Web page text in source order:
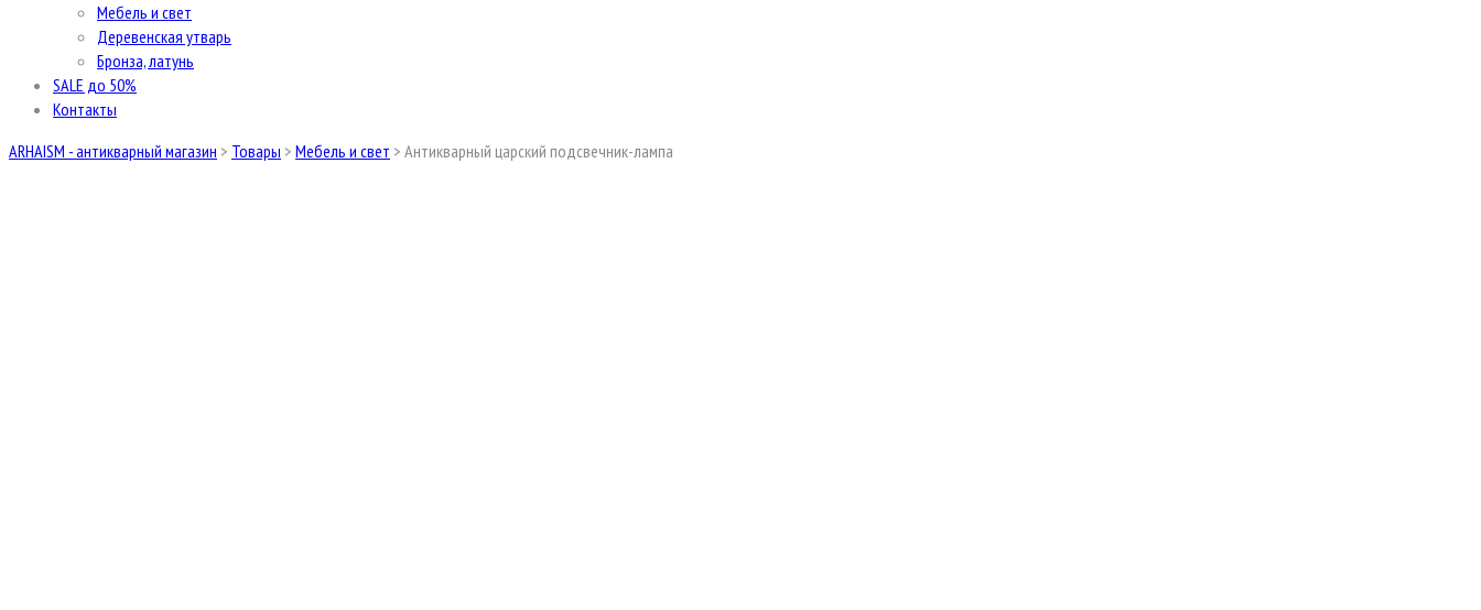
Мебель и свет
Деревенская утварь
Бронза, латунь
SALE до 50%
Контакты
ARHAISM - антикварный магазин > Товары > Мебель и свет > Антикварный царский подсвечник-лампа